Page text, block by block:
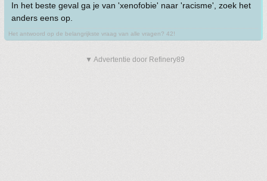
In het beste geval ga je van 'xenofobie' naar 'racisme', zoek het
anders eens op.
Het antwoord op de belangrijkste vraag van alle vragen? 42!
▼ Advertentie door Refinery89